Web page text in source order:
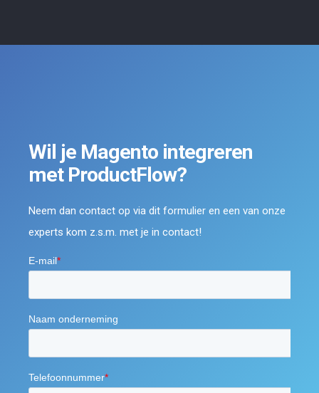
Wil je Magento integreren
met ProductFlow?
Neem dan contact op via dit formulier en een van onze
experts kom z.s.m. met je in contact!